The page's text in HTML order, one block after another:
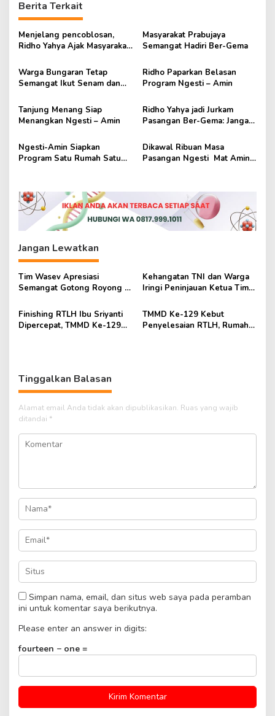
g
a
s
i
p
o
s
Berita Terkait
Menjelang pencoblosan,
Ridho Yahya Ajak Masyarakat
Masyarakat Prabujaya
Semangat Hadiri Ber-Gema
Warga Bungaran Tetap
Semangat Ikut Senam dan
Ridho Paparkan Belasan
Program Ngesti – Amin
Tanjung Menang Siap
Menangkan Ngesti – Amin
Ridho Yahya jadi Jurkam
Pasangan Ber-Gema: Jangan
Ngesti-Amin Siapkan
Program Satu Rumah Satu
Dikawal Ribuan Masa
Pasangan Ngesti Mat Amin
Jangan Lewatkan
Tim Wasev Apresiasi
Semangat Gotong Royong di
0418/Palembang
Kehangatan TNI dan Warga
Iringi Peninjauan Ketua Tim
Finishing RTLH Ibu Sriyanti
Dipercepat, TMMD Ke-129
TMMD Ke-129 Kebut
Penyelesaian RTLH, Rumah
Tinggalkan Balasan
Alamat email Anda tidak akan dipublikasikan. Ruas yang wajib
ditandai *
Simpan nama, email, dan situs web saya pada peramban
ini untuk komentar saya berikutnya.
Please enter an answer in digits:
fourteen − one =